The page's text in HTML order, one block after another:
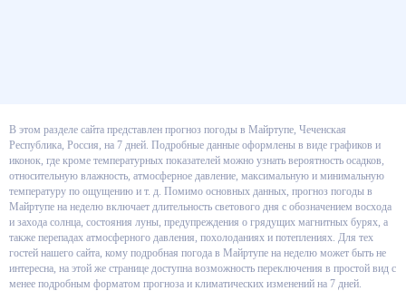
В этом разделе сайта представлен прогноз погоды в Майртупе, Чеченская
Республика, Россия, на 7 дней. Подробные данные оформлены в виде
графиков и иконок, где кроме температурных показателей можно узнать
вероятность осадков, относительную влажность, атмосферное давление,
максимальную и минимальную температуру по ощущению и т. д.
Помимо основных данных, прогноз погоды в Майртупе на неделю
включает длительность светового дня с обозначением восхода и захода
солнца, состояния луны, предупреждения о грядущих магнитных бурях, а
также перепадах атмосферного давления, похолоданиях и потеплениях.
Для тех гостей нашего сайта, кому подробная погода в Майртупе на
неделю может быть не интересна, на этой же странице доступна